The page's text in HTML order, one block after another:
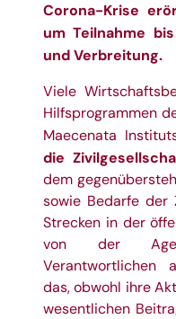
Corona-Krise
umTeilnahme
und Verbreitung.
Viele
Hilfsprogrammen
Maecenata
die
dem
sowie Bedarfe der
Strecken in der
von der
Verantwortlichen
das, obwohl ihre
wesentlichen